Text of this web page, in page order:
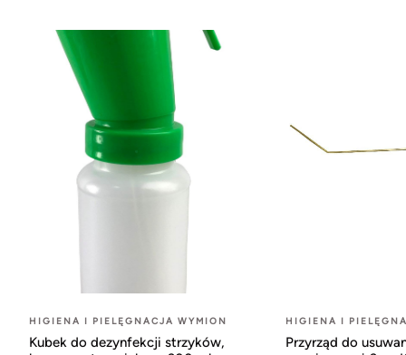
HIGIENA I PIELĘGNACJA WYMION
Kubek do dezynfekcji strzyków,
HIGIENA I
Przyrząd do